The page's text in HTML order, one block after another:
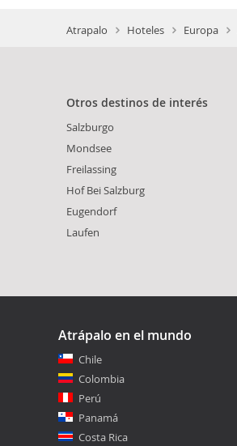
Atrapalo Hoteles Europa
Otros destinos de interés
Salzburgo
Mondsee
Freilassing
Hof Bei Salzburg
Eugendorf
Laufen
Atrápalo en el mundo
Chile
Colombia
Perú
Panamá
Costa Rica